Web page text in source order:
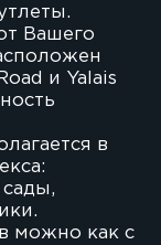
Вашего
и Yalais
в
можно как с